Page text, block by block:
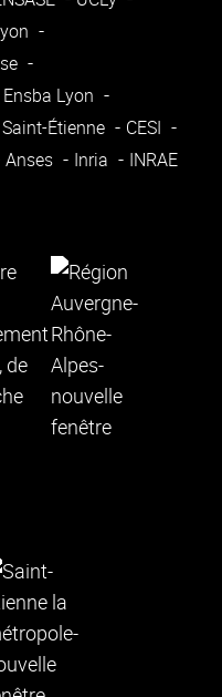
Ensba Lyon
Étienne
CESI
Anses Inria INRAE